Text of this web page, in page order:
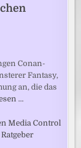
Conan-
Fantasy,
an, die das
…